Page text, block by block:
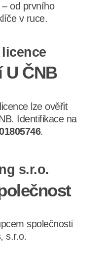
od prvního
v ruce.
U ČNB
lze ověřit
Identifikace na
.
s.r.o.
společnosti
s.r.o.